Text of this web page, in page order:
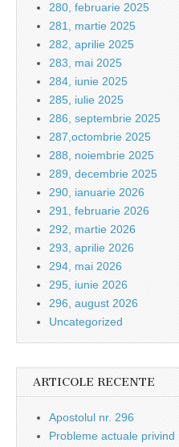
280, februarie 2025
281, martie 2025
282, aprilie 2025
283, mai 2025
284, iunie 2025
285, iulie 2025
286, septembrie 2025
287,octombrie 2025
288, noiembrie 2025
289, decembrie 2025
290, ianuarie 2026
291, februarie 2026
292, martie 2026
293, aprilie 2026
294, mai 2026
295, iunie 2026
296, august 2026
Uncategorized
ARTICOLE RECENTE
Apostolul nr. 296
Probleme actuale